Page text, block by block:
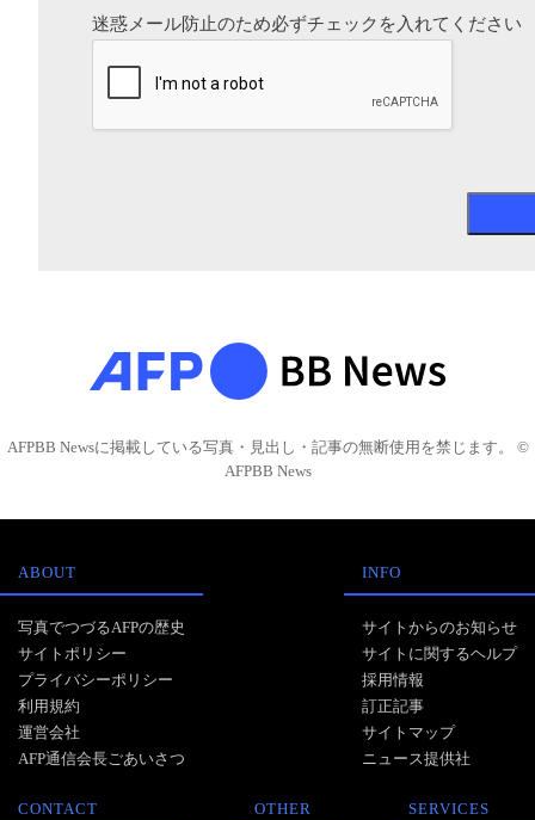
迷惑メール防止のため必ずチェックを入れてください
AFPBB Newsに掲載している写真・見出し・記事の無断使用を禁じます。 ©
AFPBB News
ABOUT
写真でつづるAFPの歴史
サイトポリシー
プライバシーポリシー
利用規約
運営会社
AFP通信会長ごあいさつ
INFO
サイトからのお知らせ
サイトに関するヘルプ
採用情報
訂正記事
サイトマップ
ニュース提供社
CONTACT OTHER SERVICES